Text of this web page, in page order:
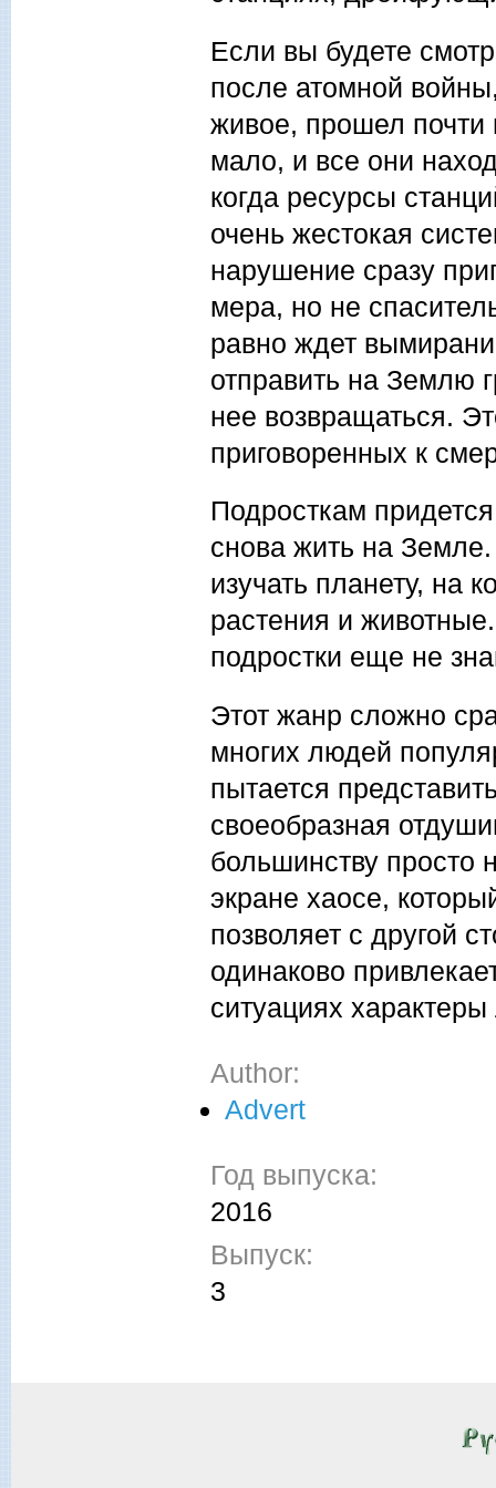
Если вы будете
после атомной
живое, прошел
мало, и все они
когда ресурсы
очень жестокая
нарушение сразу
мера, но не
равно ждет
отправить на Землю
нее возвращаться.
приговоренных к
Подросткам
снова жить на
изучать планету, на
растения и
подростки еще не
Этот жанр сложно
многих людей
пытается
своеобразная
большинству просто
экране хаосе,
позволяет с другой
одинаково
ситуациях
Author:
Advert
Год выпуска:
2016
Выпуск:
3